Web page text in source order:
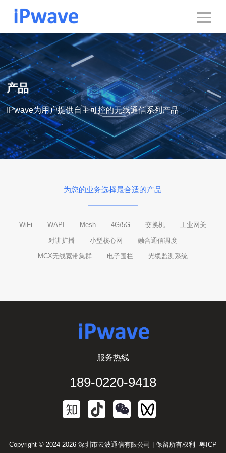
产品
IPwave为用户提供自主可控的无线通信系列产品
为您的业务选择最合适的产品
WiFi WAPI Mesh 4G/5G 交换机 工业网关
对讲扩播 小型核心网 融合通信调度
MCX无线宽带集群 电子围栏 光缆监测系统
服务热线
189-0220-9418
Copyright © 2024-2026 深圳市云波通信有限公司 | 保留所有权利 粤ICP